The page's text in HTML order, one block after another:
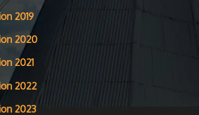
2019
2020
2021
2022
2023